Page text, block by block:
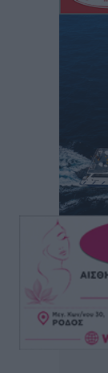
Τοπικές Ειδήσεις•
ο 8ος
ιστιοφόρου
Τοπικές Ειδήσεις•
Ερώτηση
σε
Ειδήσεις• πριν